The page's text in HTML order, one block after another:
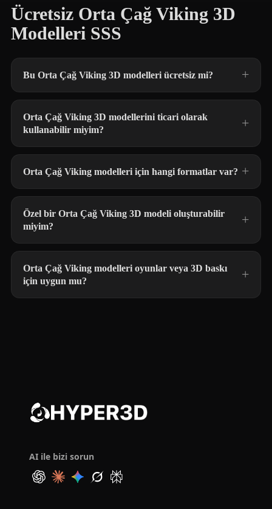
Ücretsiz Orta Çağ Viking 3D
Modelleri SSS
Bu Orta Çağ Viking 3D modelleri ücretsiz mi?
Orta Çağ Viking 3D modellerini ticari olarak
kullanabilir miyim?
Orta Çağ Viking modelleri için hangi formatlar var?
Özel bir Orta Çağ Viking 3D modeli oluşturabilir
miyim?
Orta Çağ Viking modelleri oyunlar veya 3D baskı
için uygun mu?
AI ile bizi sorun